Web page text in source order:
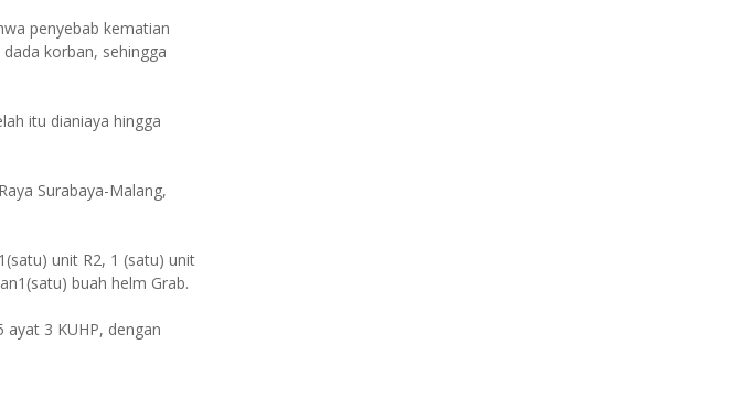
penyebab kematian
korban, sehingga
itu dianiaya hingga
Surabaya-Malang,
unit R2, 1 (satu) unit
buah helm Grab.
ayat 3 KUHP, dengan